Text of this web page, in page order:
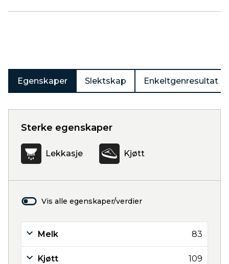
Egenskaper Slektskap Enkeltgenresultat
Sterke egenskaper
Lekkasje Kjøtt
Vis alle egenskaper/verdier
Melk 83
Kjøtt 109